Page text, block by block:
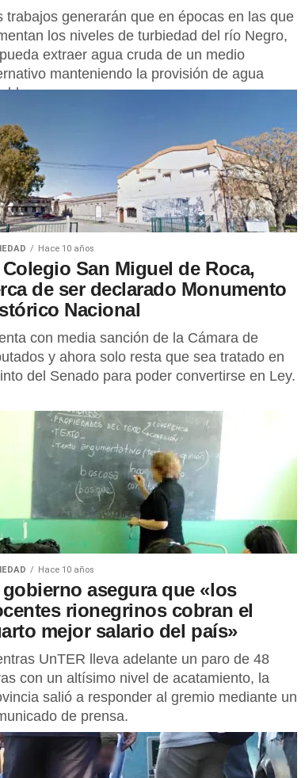
trabajos generarán que en épocas en las que
los niveles de turbiedad del río Negro,
extraer agua cruda de un medio
manteniendo la provisión de agua
Hace 10 años
San Miguel de Roca,
de ser declarado Monumento
Nacional
con media sanción de la Cámara de
y ahora solo resta que sea tratado en
del Senado para poder convertirse en Ley.
Hace 10 años
asegura que «los
rionegrinos cobran el
mejor salario del país»
UnTER lleva adelante un paro de 48
con un altísimo nivel de acatamiento, la
salió a responder al gremio mediante un
de prensa.